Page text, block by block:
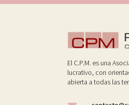
El C.P.M. es una
lucrativo, con
abierta a todas las